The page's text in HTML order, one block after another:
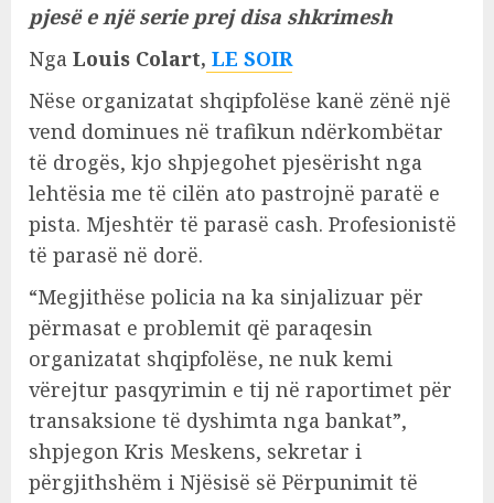
pjesë e një serie prej disa shkrimesh
Nga Louis Colart, LE SOIR
Nëse organizatat shqipfolëse kanë zënë një
vend dominues në trafikun ndërkombëtar
të drogës, kjo shpjegohet pjesërisht nga
lehtësia me të cilën ato pastrojnë paratë e
pista. Mjeshtër të parasë cash. Profesionistë
të parasë në dorë.
“Megjithëse policia na ka sinjalizuar për
përmasat e problemit që paraqesin
organizatat shqipfolëse, ne nuk kemi
vërejtur pasqyrimin e tij në raportimet për
transaksione të dyshimta nga bankat”,
shpjegon Kris Meskens, sekretar i
përgjithshëm i Njësisë së Përpunimit të